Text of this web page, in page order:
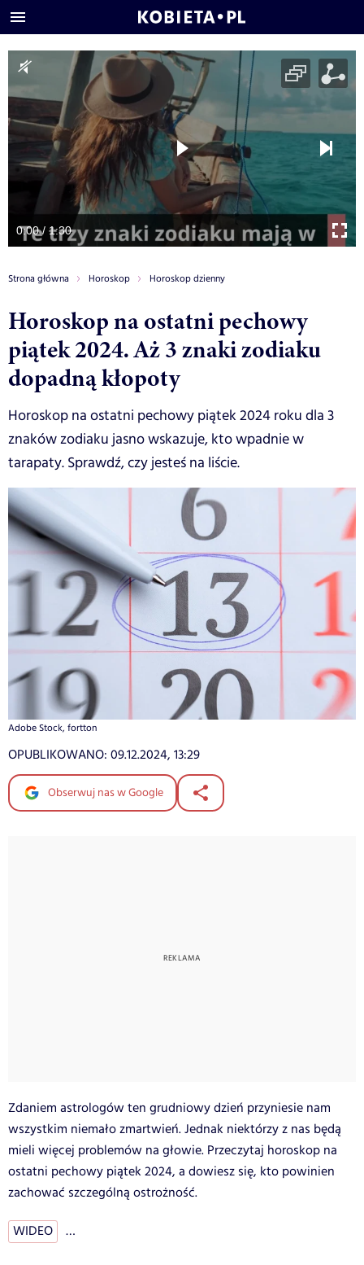
0:00 / 1:30
Strona główna Horoskop Horoskop dzienny
Horoskop na ostatni pechowy
piątek 2024. Aż 3 znaki zodiaku
dopadną kłopoty
Horoskop na ostatni pechowy piątek 2024 roku dla 3
znaków zodiaku jasno wskazuje, kto wpadnie w
tarapaty. Sprawdź, czy jesteś na liście.
Adobe Stock, fortton
OPUBLIKOWANO: 09.12.2024, 13:29
Obserwuj nas w Google
Zdaniem astrologów ten grudniowy dzień przyniesie nam
wszystkim niemało zmartwień. Jednak niektórzy z nas będą
mieli więcej problemów na głowie. Przeczytaj horoskop na
ostatni pechowy piątek 2024, a dowiesz się, kto powinien
zachować szczególną ostrożność.
WIDEO …